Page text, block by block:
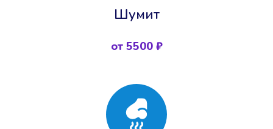
Шумит
от 5500 ₽